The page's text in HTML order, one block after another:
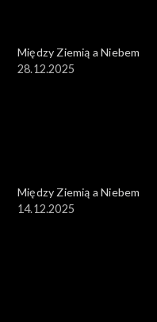
Między Ziemią a Niebem
28.12.2025
Między Ziemią a Niebem
14.12.2025